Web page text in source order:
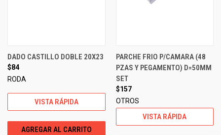
DADO CASTILLO DOBLE 20X23
$84
RODA
VISTA RÁPIDA
AGREGAR AL CARRITO
PARCHE FRIO P/CAMARA (48
PZAS Y PEGAMENTO) D=50MM
SET
$157
OTROS
VISTA RÁPIDA